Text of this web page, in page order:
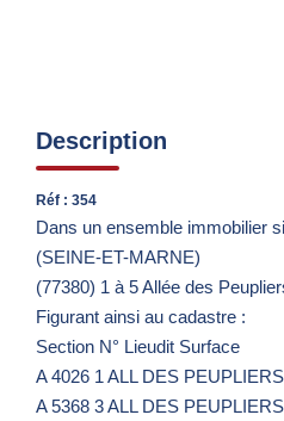
Description
Réf : 354
Dans un ensemble immobilier
(SEINE-ET-MARNE)
(77380) 1 à 5 Allée des
Figurant ainsi au cadastre :
Section N° Lieudit Surface
A 4026 1 ALL DES
A 5368 3 ALL DES